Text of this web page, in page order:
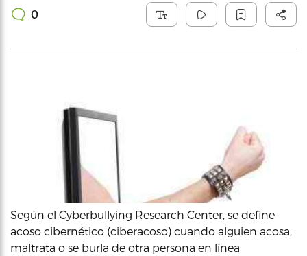
0
Según el Cyberbullying Research Center, se define
acoso cibernético (ciberacoso) cuando alguien acosa,
maltrata o se burla de otra persona en línea